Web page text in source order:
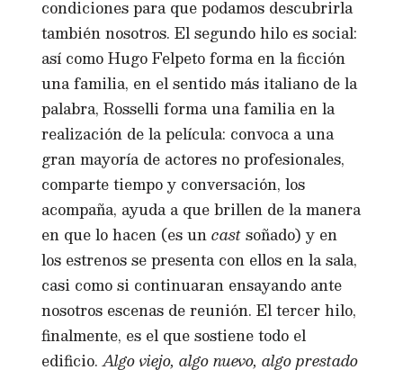
condiciones para que podamos descubrirla
también nosotros. El segundo hilo es social:
así como Hugo Felpeto forma en la ficción
una familia, en el sentido más italiano de la
palabra, Rosselli forma una familia en la
realización de la película: convoca a una
gran mayoría de actores no profesionales,
comparte tiempo y conversación, los
acompaña, ayuda a que brillen de la manera
en que lo hacen (es uncastsoñado) y en
los estrenos se presenta con ellos en la sala,
casi como si continuaran ensayando ante
nosotros escenas de reunión. El tercer hilo,
finalmente, es el que sostiene todo el
edificio.Algo viejo, algo nuevo, algo prestado